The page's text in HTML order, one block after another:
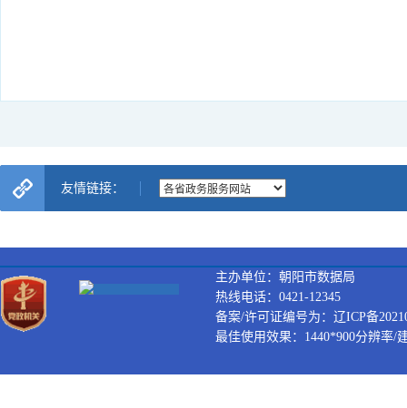
友情链接：
主办单位：朝阳市数据局
热线电话：0421-12345
备案/许可证编号为：辽ICP备
最佳使用效果：1440*900分辨率/